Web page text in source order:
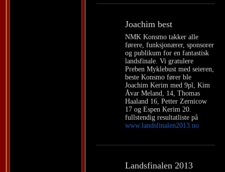
Joachim best
NMK Konsmo takker alle
førere, funksjonærer, sponsorer
og publikum for en fantastisk
landsfinale. Vi gratulere
Preben Myklebust med seieren,
beste Konsmo fører ble
Joachim Kerim med 9pl, Kim
Åvar Meland, 14, Thomas
Haaland 16, Petter Zernicow
17 og Espen Kerim 20.
fullstendig resultatliste på
www.landsfinalen2013.no
Landsfinalen 2013